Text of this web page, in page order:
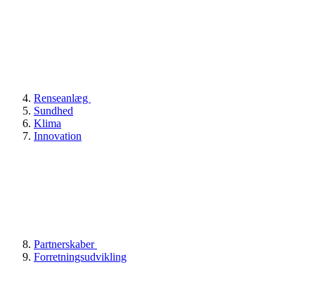
Renseanlæg
Sundhed
Klima
Innovation
Partnerskaber
Forretningsudvikling